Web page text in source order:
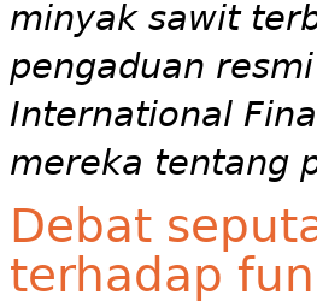
minyak sawit
pengaduan
International
mereka tentang
Debat
terhadap